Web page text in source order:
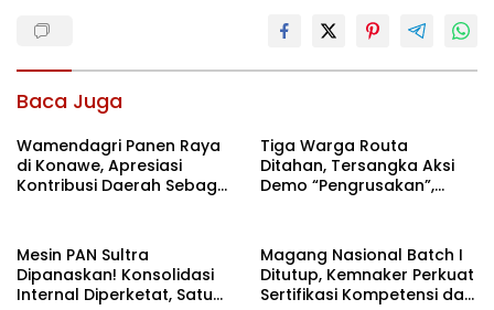
Baca Juga
Wamendagri Panen Raya
di Konawe, Apresiasi
Kontribusi Daerah Sebagai
Tiga Warga Routa
Ditahan, Tersangka Aksi
Demo “Pengrusakan”,
Mesin PAN Sultra
Dipanaskan! Konsolidasi
Internal Diperketat, Satu
Magang Nasional Batch I
Ditutup, Kemnaker Perkuat
Sertifikasi Kompetensi dan